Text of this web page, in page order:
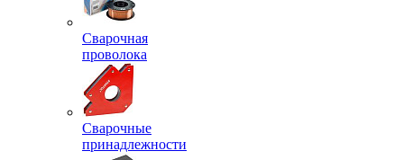
Сварочная
проволока
Сварочные
принадлежности